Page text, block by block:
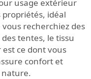
usage extérieur
idéal
recherchiez des
tentes, le tissu
ce dont vous
confort et
nature.